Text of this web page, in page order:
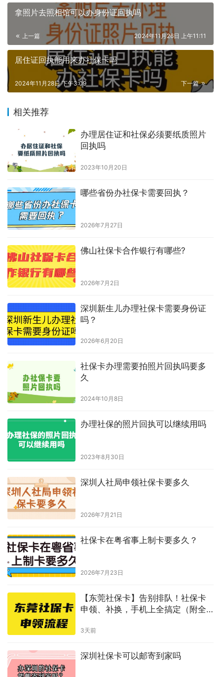
5、进入到小程序“订单
原创文章，作者：hongyun003，如若转载，请注明出处：
https://www.shumazhaopian.com/sbk/3277/.html
赞(0)
生成海报
拿照片去照相馆可以办身份证回执吗
居住证回执能用来办社保卡吗